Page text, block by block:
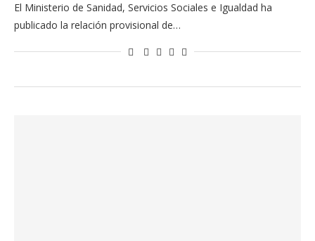
El Ministerio de Sanidad, Servicios Sociales e Igualdad ha
publicado la relación provisional de…